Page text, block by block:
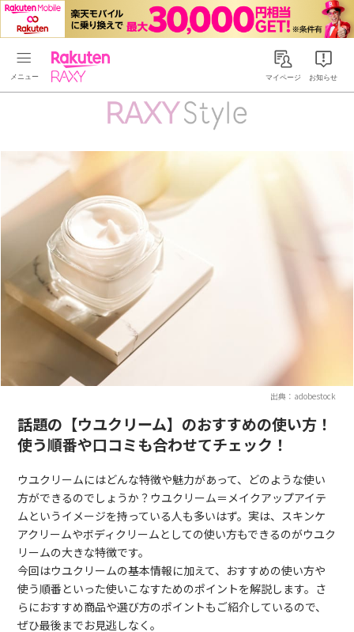
Rakuten RAXYマイページ お知らせ
出典：adobestock
話題の【ウユクリーム】のおすすめの使い方！
使う順番や口コミも合わせてチェック！
ウユクリームにはどんな特徴や魅力があって、どのような使い
方ができるのでしょうか？ウユクリーム＝メイクアップアイテ
ムというイメージを持っている人も多いはず。実は、スキンケ
アクリームやボディクリームとしての使い方もできるのがウユク
リームの大きな特徴です。
今回はウユクリームの基本情報に加えて、おすすめの使い方や
使う順番といった使いこなすためのポイントを解説します。さ
らにおすすめ商品や選び方のポイントもご紹介しているので、
ぜひ最後までお見逃しなく。